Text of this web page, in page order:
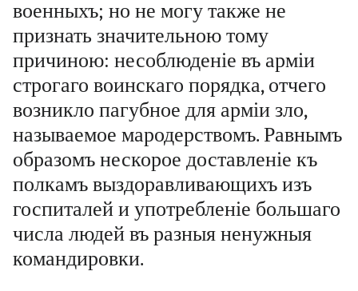
военныхъ; но не могу также не
признать значительною тому
причиною: несоблюденіе въ арміи
строгаго воинскаго порядка, отчего
возникло пагубное для арміи зло,
называемое мародерствомъ. Равнымъ
образомъ нескорое доставленіе къ
полкамъ выздоравливающихъ изъ
госпиталей и употребленіе большаго
числа людей въ разныя ненужныя
командировки.